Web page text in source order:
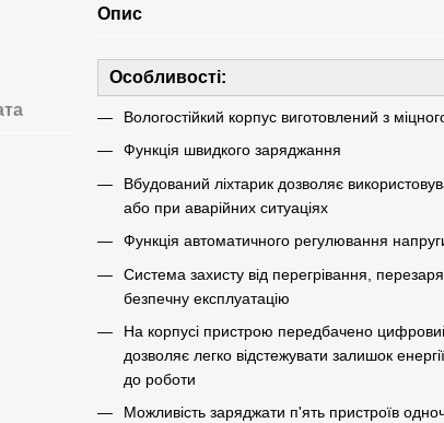
Опис
Особливості:
Вологостійкий корпус виготовлений з
Функція швидкого заряджання
Вбудований ліхтарик дозволяє
або при аварійних ситуаціях
Функція автоматичного регулювання
Система захисту від перегрівання,
безпечну експлуатацію
На корпусі пристрою передбачено
дозволяє легко відстежувати залишок
до роботи
Можливість заряджати п'ять пристроїв